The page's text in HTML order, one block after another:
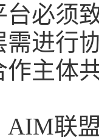
台必须
需进行
作主体
AIM联